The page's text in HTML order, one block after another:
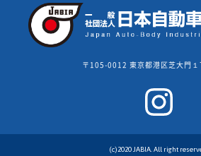
〒105-0012 東京都港区芝大門
(c)2020 JABIA. All right